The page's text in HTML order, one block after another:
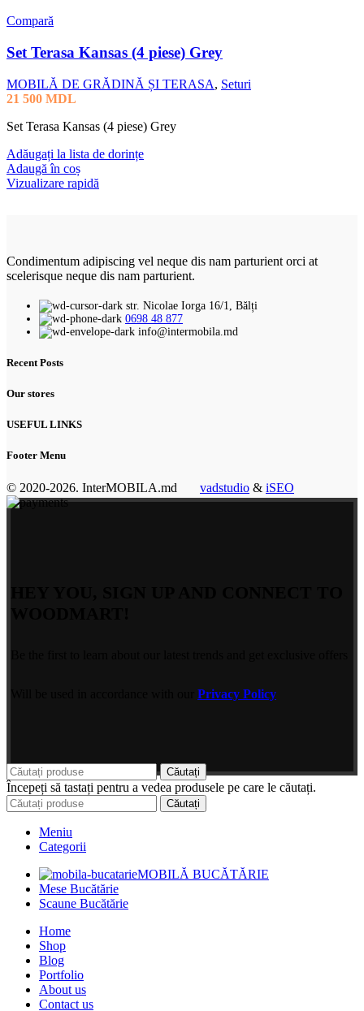
Compară
Set Terasa Kansas (4 piese) Grey
MOBILĂ DE GRĂDINĂ ȘI TERASA, Seturi
21 500 MDL
Set Terasa Kansas (4 piese) Grey
Adăugați la lista de dorințe
Adaugă în coș
Vizualizare rapidă
Condimentum adipiscing vel neque dis nam parturient orci at
scelerisque neque dis nam parturient.
str. Nicolae Iorga 16/1, Bălți
0698 48 877
info@intermobila.md
Recent Posts
Our stores
USEFUL LINKS
Footer Menu
© 2020-2026. InterMOBILA.md vadstudio & iSEO
Privacy Policy
Căutați
Începeți să tastați pentru a vedea produsele pe care le căutați.
Căutați
Meniu
Categorii
MOBILĂ BUCĂTĂRIE
Mese Bucătărie
Scaune Bucătărie
Home
Shop
Blog
Portfolio
About us
Contact us